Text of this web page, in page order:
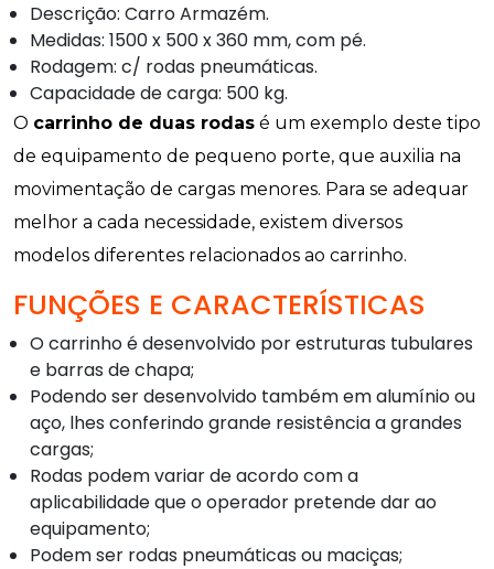
Descrição: Carro Armazém.
Medidas: 1500 x 500 x 360 mm, com pé.
Rodagem: c/ rodas pneumáticas.
Capacidade de carga: 500 kg.
O carrinho de duas rodas é um exemplo deste tipo
de equipamento de pequeno porte, que auxilia na
movimentação de cargas menores. Para se adequar
melhor a cada necessidade, existem diversos
modelos diferentes relacionados ao carrinho.
FUNÇÕES E CARACTERÍSTICAS
O carrinho é desenvolvido por estruturas tubulares
e barras de chapa;
Podendo ser desenvolvido também em alumínio ou
aço, lhes conferindo grande resistência a grandes
cargas;
Rodas podem variar de acordo com a
aplicabilidade que o operador pretende dar ao
equipamento;
Podem ser rodas pneumáticas ou maciças;